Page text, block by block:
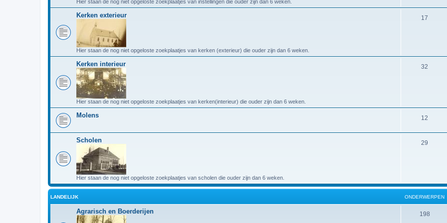
Hier staan de nog niet opgeloste zoekplaatjes van instellingen die ouder zijn dan 6 weken.
Kerken exterieur
Hier staan de nog niet opgeloste zoekplaatjes van kerken (exterieur) die ouder zijn dan 6 weken.
17
Kerken interieur
Hier staan de nog niet opgeloste zoekplaatjes van kerken(interieur) die ouder zijn dan 6 weken.
32
Molens 12
Scholen
Hier staan de nog niet opgeloste zoekplaatjes van scholen die ouder zijn dan 6 weken.
29
LANDELIJK ONDERWERPEN
Agrarisch en Boerderijen 198